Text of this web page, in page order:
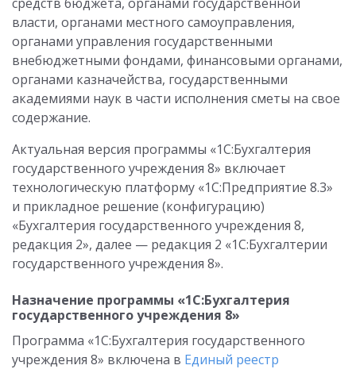
власти, органами местного самоуправления,
органами управления государственными
внебюджетными фондами, финансовыми органами,
органами казначейства, государственными
академиями наук в части исполнения сметы на свое
содержание.
Актуальная версия программы «1С:Бухгалтерия
государственного учреждения 8» включает
технологическую платформу «1С:Предприятие 8.3»
и прикладное решение (конфигурацию)
«Бухгалтерия государственного учреждения 8,
редакция 2», далее — редакция 2 «1С:Бухгалтерии
государственного учреждения 8».
Назначение программы «1С:Бухгалтерия
государственного учреждения 8»
Программа «1С:Бухгалтерия государственного
учреждения 8» включена в Единый реестр